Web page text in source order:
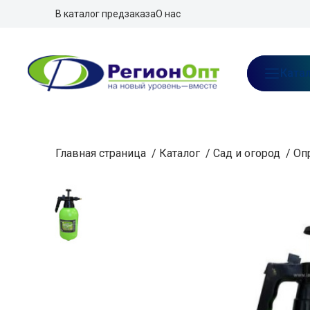
В каталог предзаказаО нас
Главная страница / Каталог / Сад и огород /